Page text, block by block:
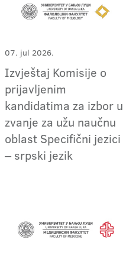
07. jul 2026.
Izvještaj Komisije o
prijavljenim
kandidatima za izbor u
zvanje za užu naučnu
oblast Specifični jezici
‒ srpski jezik